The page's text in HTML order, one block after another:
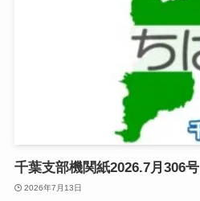
千葉支部機関紙2026.7月306号
2026年7月13日